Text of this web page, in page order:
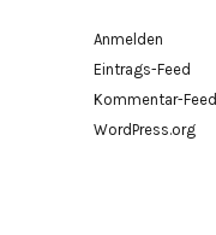
Anmelden
Eintrags-Feed
Kommentar-Feed
WordPress.org